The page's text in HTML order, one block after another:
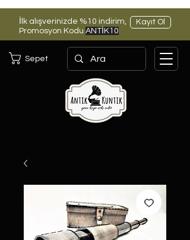
İlk alışverinizde %10 indirim,
Promosyon Kodu ANTİK10
Kayıt Ol
Sepet